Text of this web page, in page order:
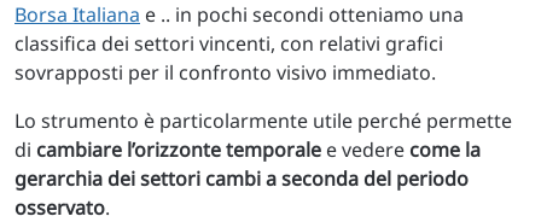
Borsa Italiana e .. in pochi secondi otteniamo una
classifica dei settori vincenti, con relativi grafici
sovrapposti per il confronto visivo immediato.
Lo strumento è particolarmente utile perché permette
di cambiare l’orizzonte temporale e vedere come la
gerarchia dei settori cambi a seconda del periodo
osservato.